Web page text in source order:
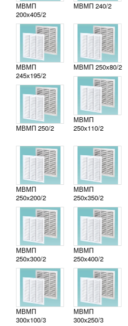
МВМП
200х405/2
МВМП 240/2
МВМП
245х195/2
МВМП 250/2
МВМП 250х80/2
МВМП
250х110/2
МВМП
250х200/2
МВМП
250х300/2
МВМП
250х350/2
МВМП
250х400/2
МВМП
300х100/3
МВМП
300х250/3